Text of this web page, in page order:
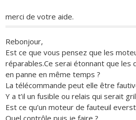
merci de votre aide.
Rebonjour,
Est ce que vous pensez que les
réparables.Ce serai étonnant que
en panne en même temps ?
La télécommande peut elle être
Y a t’il un fusible ou relais qui serait
Est ce qu’un moteur de fauteuil